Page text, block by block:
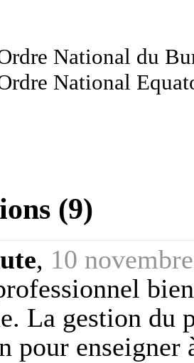
National du
National
(9)
, 10
La gestion du
pour enseigner